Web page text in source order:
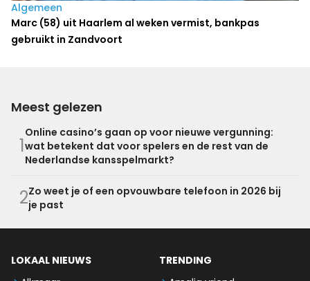
Algemeen
Marc (58) uit Haarlem al weken vermist, bankpas
gebruikt in Zandvoort
Meest gelezen
1
Online casino’s gaan op voor nieuwe vergunning:
wat betekent dat voor spelers en de rest van de
Nederlandse kansspelmarkt?
2Zo weet je of een opvouwbare telefoon in 2026 bij
je past
LOKAAL NIEUWS
TRENDING